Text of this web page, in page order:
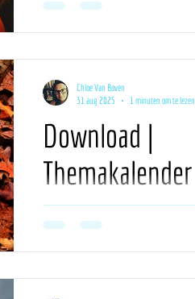
Download |
Themakalender
september '25
Chloe Van Boven
31 aug 2025
1 minuten om te lezen